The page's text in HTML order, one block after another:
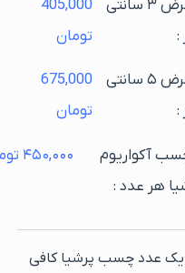
• عرض ۳ سانتی
405,000
تومان
• عرض ۵ سانتی
675,000
تومان
آکواریوم
هر عدد :
۴۵۰,۰۰۰تومان
یک عدد چسب پرشیا کافی